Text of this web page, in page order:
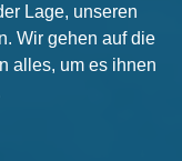
Lage, unseren
Wir gehen auf die
alles, um es ihnen